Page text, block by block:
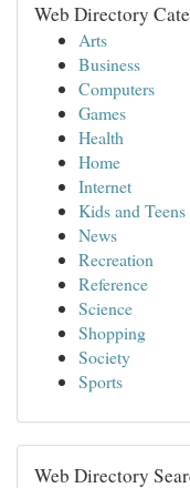
Web Directory
Arts
Business
Computers
Games
Health
Home
Internet
Kids and Teens
News
Recreation
Reference
Science
Shopping
Society
Sports
Web Directory